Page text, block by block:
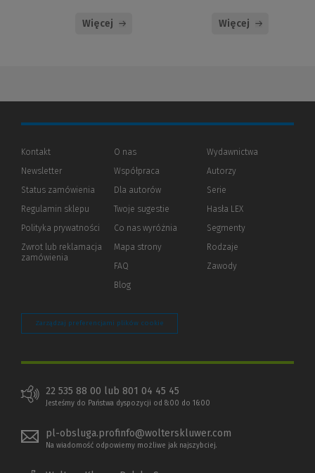
Więcej Więcej
Kontakt
Newsletter
Status zamówienia
Regulamin sklepu
Polityka prywatności (Nowe
(Link
innej
Zwrot lub reklamacja
zamówienia
O nas
Współpraca
Dla autorów(Nowe
(Link
innej
strony)
Twoje sugestie
Co nas wyróżnia
Mapa strony
FAQ
Blog
Wydawnictwa
Autorzy
Serie
Hasła LEX
Segmenty
Rodzaje
Zawody
Zarządzaj preferencjami plików cookie
22 535 88 00 lub 801 04 45 45
Jesteśmy do Państwa dyspozycji od 8:00 do 16:00
pl-obsluga.profinfo@wolterskluwer.com
Na wiadomość odpowiemy możliwe jak najszybciej.